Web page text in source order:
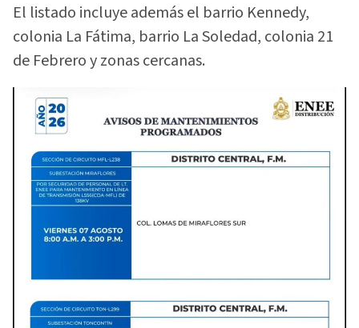
El listado incluye además el barrio Kennedy,
colonia La Fátima, barrio La Soledad, colonia 21
de Febrero y zonas cercanas.